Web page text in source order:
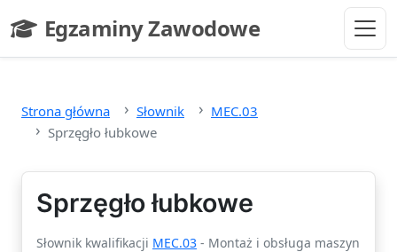
Egzaminy Zawodowe
- strona główna
Strona główna Słownik
MEC.03
Sprzęgło łubkowe
Sprzęgło łubkowe
Słownik kwalifikacji MEC.03 - Montaż i obsługa maszyn